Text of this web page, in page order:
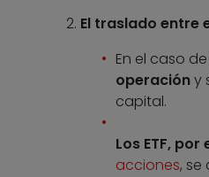
El traslado entre
En el caso
operacióny
capital.
Los ETF,
acciones, se